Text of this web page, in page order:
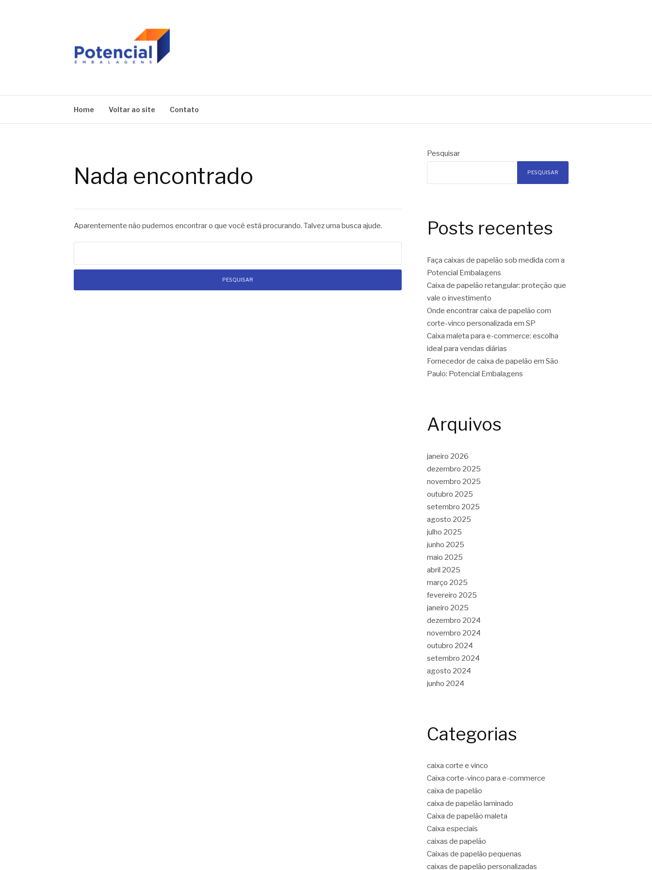
Home Voltar ao site Contato
Nada encontrado
Aparentemente não pudemos encontrar o que você está procurando. Talvez uma busca ajude.
Pesquisar
PESQUISAR
Posts recentes
Faça caixas de papelão sob medida com a
Potencial Embalagens
Caixa de papelão retangular: proteção que
vale o investimento
Onde encontrar caixa de papelão com
corte-vinco personalizada em SP
Caixa maleta para e-commerce: escolha
ideal para vendas diárias
Fornecedor de caixa de papelão em São
Paulo: Potencial Embalagens
Arquivos
janeiro 2026
dezembro 2025
novembro 2025
outubro 2025
setembro 2025
agosto 2025
julho 2025
junho 2025
maio 2025
abril 2025
março 2025
fevereiro 2025
janeiro 2025
dezembro 2024
novembro 2024
outubro 2024
setembro 2024
agosto 2024
junho 2024
Categorias
caixa corte e vinco
Caixa corte-vinco para e-commerce
caixa de papelão
caixa de papelão laminado
Caixa de papelão maleta
Caixa especiais
caixas de papelão
Caixas de papelão pequenas
caixas de papelão personalizadas